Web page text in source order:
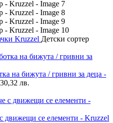
Kruzzel Детски сортер
на бижута / гривни за деца -
лв.
движещи се елементи - Kruzzel